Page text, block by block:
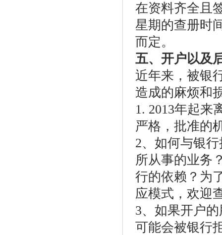
在资料齐全且
星期的查册时
而定。
五、开户以及
近年来，被银
造成的麻烦和
1. 2013年起来
严格，批准的
2、如何与银
所从事的业务
行的依赖？为
应模式，欢迎
3、如果开户
可能会被银行